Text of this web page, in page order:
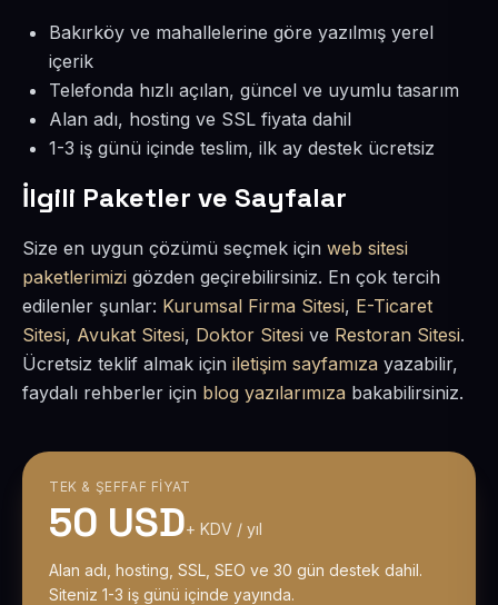
Bakırköy ve mahallelerine göre yazılmış yerel
içerik
Telefonda hızlı açılan, güncel ve uyumlu tasarım
Alan adı, hosting ve SSL fiyata dahil
1-3 iş günü içinde teslim, ilk ay destek ücretsiz
İlgili Paketler ve Sayfalar
Size en uygun çözümü seçmek için web sitesi
paketlerimizi gözden geçirebilirsiniz. En çok tercih
edilenler şunlar: Kurumsal Firma Sitesi, E-Ticaret
Sitesi, Avukat Sitesi, Doktor Sitesi ve Restoran Sitesi.
Ücretsiz teklif almak için iletişim sayfamıza yazabilir,
faydalı rehberler için blog yazılarımıza bakabilirsiniz.
TEK & ŞEFFAF FIYAT
50 USD+ KDV / yıl
Alan adı, hosting, SSL, SEO ve 30 gün destek dahil.
Siteniz 1-3 iş günü içinde yayında.